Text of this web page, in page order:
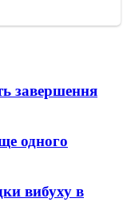
завершення
одного
вибуху в